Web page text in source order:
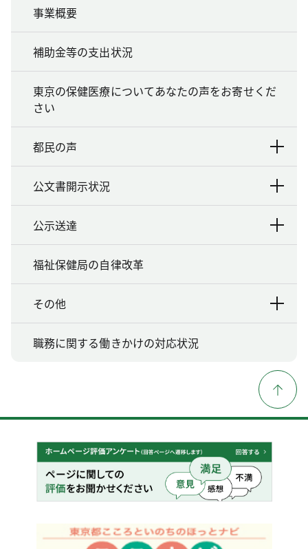
事業概要
補助金等の支出状況
東京の保健医療についてあなたの声をお寄せくだ
さい
都民の声
公文書開示状況
公示送達
福祉保健局の自律改革
その他
職務に関する働きかけの対応状況